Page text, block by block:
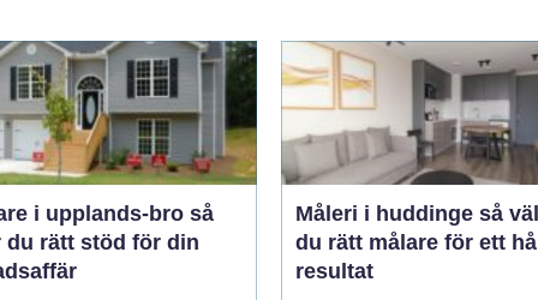
i upplands-bro så
du rätt stöd för din
Måleri i huddinge så väljer
du rätt målare för ett
resultat